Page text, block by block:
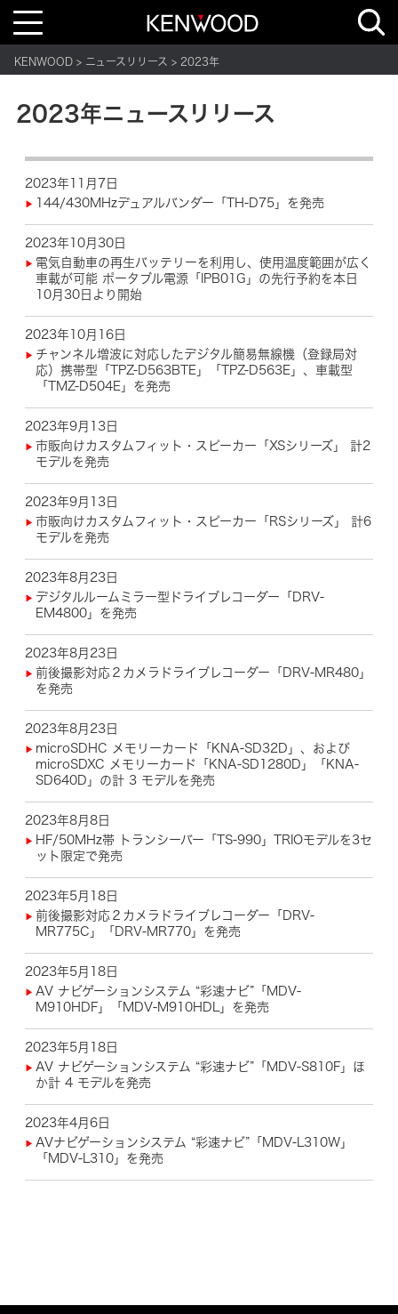
T
l
e
a
v
i
o
n
KENWOOD ニュースリリース 2023年
2023年ニュースリリース
2023年11月7日
144/430MHzデュアルバンダー「TH-D75」を発売
2023年10月30日
電気自動車の再生バッテリーを利用し、使用温度範囲が広く
車載が可能 ポータブル電源「IPB01G」の先行予約を本日
10月30日より開始
2023年10月16日
チャンネル増波に対応したデジタル簡易無線機（登録局対
応）携帯型「TPZ-D563BTE」「TPZ-D563E」、車載型
「TMZ-D504E」を発売
2023年9月13日
市販向けカスタムフィット・スピーカー「XSシリーズ」 計2
モデルを発売
2023年9月13日
市販向けカスタムフィット・スピーカー「RSシリーズ」 計6
モデルを発売
2023年8月23日
デジタルルームミラー型ドライブレコーダー「DRV-
EM4800」を発売
2023年8月23日
前後撮影対応２カメラドライブレコーダー「DRV-MR480」
を発売
2023年8月23日
microSDHC メモリーカード「KNA-SD32D」、および
microSDXC メモリーカード「KNA-SD1280D」「KNA-
SD640D」の計 3 モデルを発売
2023年8月8日
HF/50MHz帯 トランシーバー「TS-990」TRIOモデルを3セ
ット限定で発売
2023年5月18日
前後撮影対応２カメラドライブレコーダー「DRV-
MR775C」「DRV-MR770」を発売
2023年5月18日
AV ナビゲーションシステム “彩速ナビ”「MDV-
M910HDF」「MDV-M910HDL」を発売
2023年5月18日
AV ナビゲーションシステム “彩速ナビ”「MDV-S810F」ほ
か計 4 モデルを発売
2023年4月6日
AVナビゲーションシステム “彩速ナビ”「MDV-L310W」
「MDV-L310」を発売